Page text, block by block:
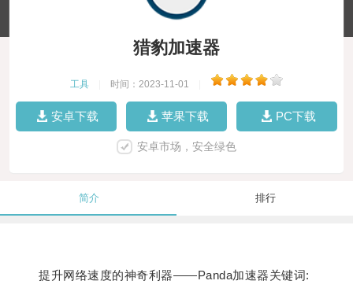
猎豹加速器
工具 时间：2023-11-01
安卓下载 苹果下载 PC下载
安卓市场，安全绿色
简介 排行
提升网络速度的神奇利器——Panda加速器关键词: